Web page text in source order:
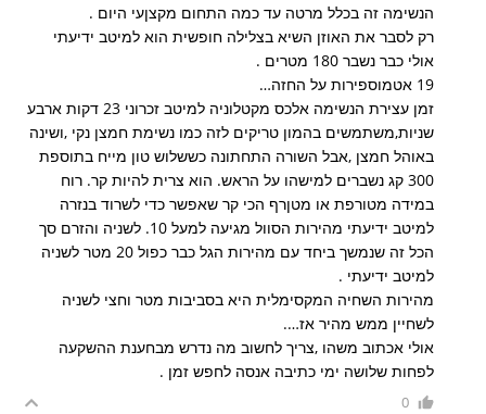
הנשימה זה בכלל מרטה עד כמה התחום מקצןעי היום .
רק לסבר את האוזן השיא בצלילה חופשית הוא למיטב ידיעתי
אולי כבר נשבר 180 מטרים .
19 אטמוספירות על החזה…
זמן עצירת הנשימה אלכס מקטלוניה למיטב זכרוני 23 דקות ארבע
שניות,משתמשים בהמון טריקים לזה כמו נשימת חמצן נקי ,ושינה
באוהל חמצן ,אבל השורה התחתונה כששלוש טון מייח בתוספת
300 קג נשברים למישהו על הראש. הוא צרית להיות קר. רוח
במידה מטורפת או מטןרף הכי קר שאפשר כדי לשרוד בנזרה
למיטב ידיעתי מהירות הסוול מגיעה למעל 10. לשניה והזרם סך
הכל זה שנמשך ביחד עם מהירות הגל כבר כפול 20 מטר לשניה
למיטב ידיעתי .
מהירות השחיה המקסימלית היא בסביבות מטר וחצי לשניה
לשחיין ממש מהיר אז….
אולי אכתוב משהו ,צריך לחשוב מה נדרש מבחענת ההשקעה
לפחות שלושה ימי כתיבה אנסה לחפש זמן .
0